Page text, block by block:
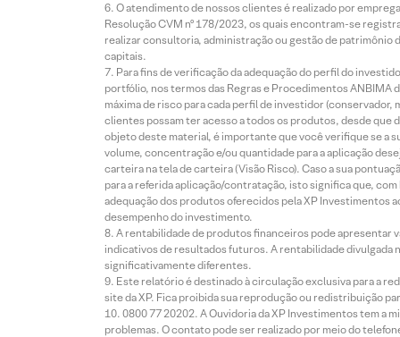
O atendimento de nossos clientes é realizado por
Resolução CVM nº 178/2023, os quais encontram-se
realizar consultoria, administração ou gestão de patrimônio
capitais.
Para fins de verificação da adequação do perfil do
portfólio, nos termos das Regras e Procedimentos
máxima de risco para cada perfil de investidor
clientes possam ter acesso a todos os produtos, desde que
objeto deste material, é importante que você verifique se a
volume, concentração e/ou quantidade para a aplicação
carteira na tela de carteira (Visão Risco). Caso a sua
para a referida aplicação/contratação, isto significa que,
adequação dos produtos oferecidos pela XP Investimentos
desempenho do investimento.
A rentabilidade de produtos financeiros pode apresentar
indicativos de resultados futuros. A rentabilidade divulgada
significativamente diferentes.
Este relatório é destinado à circulação exclusiva para a
site da XP. Fica proibida sua reprodução ou redistribuição
0800 77 20202. A Ouvidoria da XP Investimentos tem a
problemas. O contato pode ser realizado por meio do